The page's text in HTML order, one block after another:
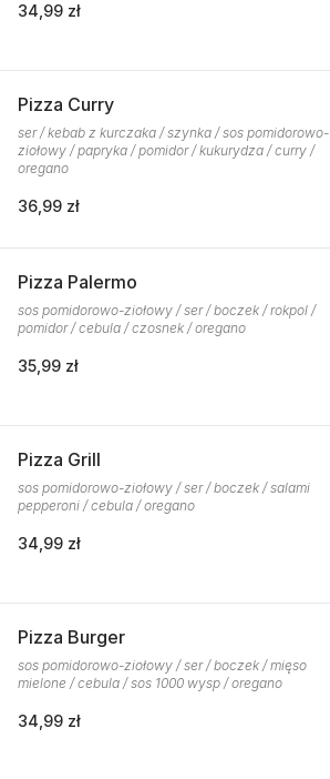
34,99 zł
Pizza Curry
ser / kebab z kurczaka / szynka / sos pomidorowo-
ziołowy / papryka / pomidor / kukurydza / curry /
oregano
36,99 zł
Pizza Palermo
sos pomidorowo-ziołowy / ser / boczek / rokpol /
pomidor / cebula / czosnek / oregano
35,99 zł
Pizza Grill
sos pomidorowo-ziołowy / ser / boczek / salami
pepperoni / cebula / oregano
34,99 zł
Pizza Burger
sos pomidorowo-ziołowy / ser / boczek / mięso
mielone / cebula / sos 1000 wysp / oregano
34,99 zł